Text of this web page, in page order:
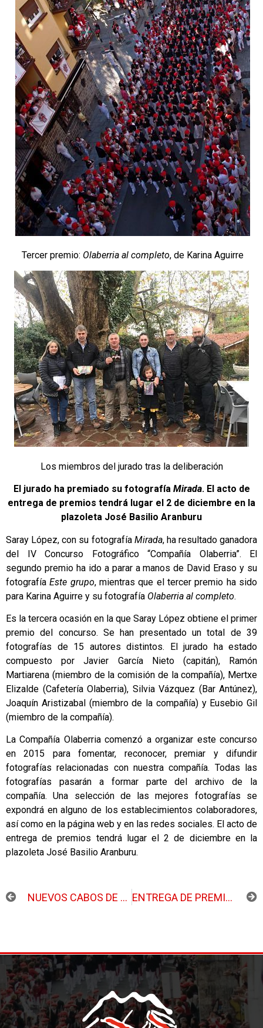
Tercer premio: Olaberria al completo, de Karina Aguirre
Los miembros del jurado tras la deliberación
El jurado ha premiado su fotografía Mirada. El acto de
entrega de premios tendrá lugar el 2 de diciembre en la
plazoleta José Basilio Aranburu
Saray López, con su fotografía Mirada, ha resultado ganadora
del IV Concurso Fotográfico “Compañía Olaberria”. El
segundo premio ha ido a parar a manos de David Eraso y su
fotografíaEste grupo, mientras que el tercer premio ha sido
para Karina Aguirre y su fotografía Olaberria al completo.
Es la tercera ocasión en la que Saray López obtiene el primer
premio del concurso. Se han presentado un total de 39
fotografías de 15 autores distintos. El jurado ha estado
compuesto por Javier García Nieto (capitán), Ramón
Martiarena (miembro de la comisión de la compañía), Mertxe
Elizalde (Cafetería Olaberria), Silvia Vázquez (Bar Antúnez),
Joaquín Aristizabal (miembro de la compañía) y Eusebio Gil
(miembro de la compañía).
La Compañía Olaberria comenzó a organizar este concurso
en 2015 para fomentar, reconocer, premiar y difundir
fotografías relacionadas con nuestra compañía. Todas las
fotografías pasarán a formar parte del archivo de la
compañía. Una selección de las mejores fotografías se
expondrá en alguno de los establecimientos colaboradores,
así como en la página web y en las redes sociales. El acto de
entrega de premios tendrá lugar el 2 de diciembre en la
plazoleta José Basilio Aranburu.
NUEVOS CABOS DE PÍFANOS Y REDOBLES ENTREGA DE PREMIOS DEL CONCURSO FOTOGRÁFICO